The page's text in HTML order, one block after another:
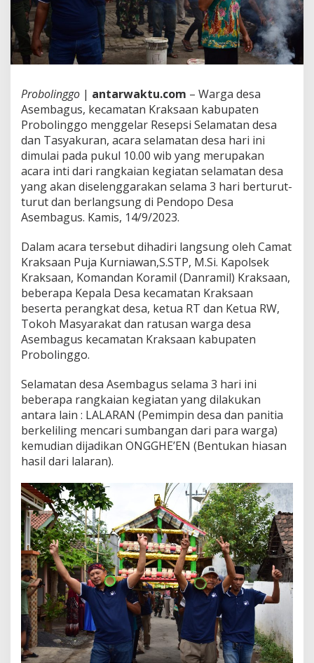
Probolinggo | antarwaktu.com – Warga desa
Asembagus, kecamatan Kraksaan kabupaten
Probolinggo menggelar Resepsi Selamatan desa
dan Tasyakuran, acara selamatan desa hari ini
dimulai pada pukul 10.00 wib yang merupakan
acara inti dari rangkaian kegiatan selamatan desa
yang akan diselenggarakan selama 3 hari berturut-
turut dan berlangsung di Pendopo Desa
Asembagus. Kamis, 14/9/2023.
Dalam acara tersebut dihadiri langsung oleh Camat
Kraksaan Puja Kurniawan,S.STP, M.Si. Kapolsek
Kraksaan, Komandan Koramil (Danramil) Kraksaan,
beberapa Kepala Desa kecamatan Kraksaan
beserta perangkat desa, ketua RT dan Ketua RW,
Tokoh Masyarakat dan ratusan warga desa
Asembagus kecamatan Kraksaan kabupaten
Probolinggo.
Selamatan desa Asembagus selama 3 hari ini
beberapa rangkaian kegiatan yang dilakukan
antara lain : LALARAN (Pemimpin desa dan panitia
berkeliling mencari sumbangan dari para warga)
kemudian dijadikan ONGGHE’EN (Bentukan hiasan
hasil dari lalaran).